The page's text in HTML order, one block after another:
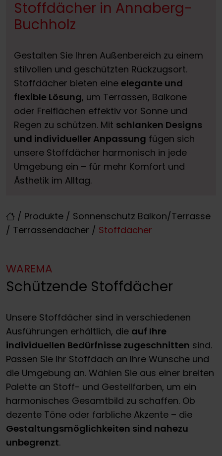
/ Produkte / Sonnenschutz Balkon/Terrasse
/ Terrassendächer / Stoffdächer
Stoffdächer in Annaberg-
Buchholz
Gestalten Sie Ihren Außenbereich zu einem
stilvollen und geschützten Rückzugsort.
Stoffdächer bieten eine elegante und
flexible Lösung, um Terrassen, Balkone
oder Freiflächen effektiv vor Sonne und
Regen zu schützen. Mit schlanken Designs
und individueller Anpassung fügen sich
unsere Stoffdächer harmonisch in jede
Umgebung ein – für mehr Komfort und
Ästhetik im Alltag.
WAREMA
Schützende Stoffdächer
Unsere Stoffdächer sind in verschiedenen
Ausführungen erhältlich, die auf Ihre
individuellen Bedürfnisse zugeschnitten sind.
Passen Sie Ihr Stoffdach an Ihre Wünsche und
die Umgebung an. Wählen Sie aus einer breiten
Palette an Stoff- und Gestellfarben, um ein
harmonisches Gesamtbild zu schaffen. Ob
dezente Töne oder farbliche Akzente – die
Gestaltungsmöglichkeiten sind nahezu
unbegrenzt.